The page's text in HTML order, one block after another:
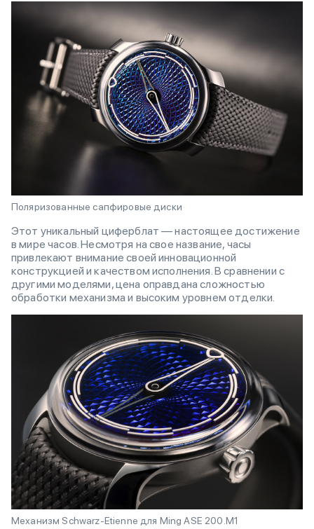
Поляризованные сапфировые диски
Этот уникальный циферблат — настоящее достижение
в мире часов. Несмотря на свое название, часы
привлекают внимание своей инновационной
конструкцией и качеством исполнения. В сравнении с
другими моделями, цена оправдана сложностью
обработки механизма и высоким уровнем отделки.
Механизм Schwarz-Etienne для Ming ASE 200.M1